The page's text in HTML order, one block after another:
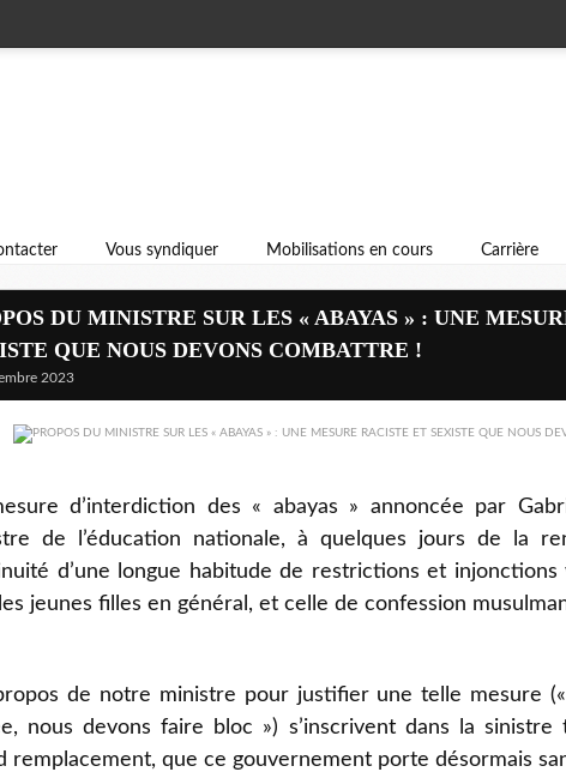
Vous syndiquer Mobilisations en cours Carrière
DU MINISTRE SUR LES « ABAYAS » : UNE
QUE NOUS DEVONS COMBATTRE !
2023
d’interdiction des « abayas » annoncée par
de l’éducation nationale, à quelques jours de la
d’une longue habitude de restrictions et injonctions
jeunes filles en général, et celle de confession
de notre ministre pour justifier une telle mesure
nous devons faire bloc ») s’inscrivent dans la sinistre
remplacement, que ce gouvernement porte désormais